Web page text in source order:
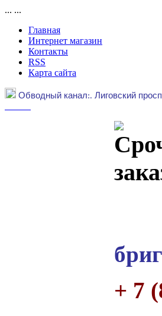
... ...
Главная
Интернет магазин
Контакты
RSS
Карта сайта
Обводный канал:. Лиговский
+ 7